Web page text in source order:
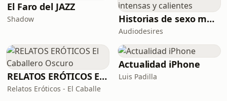
El Faro del JAZZ
Shadow Historias de sexo muy intensas y calientes
Audiodesires
RELATOS ERÓTICOS El Caballero Oscuro
Relatos Eróticos - El Caballe
Actualidad iPhone
Luis Padilla